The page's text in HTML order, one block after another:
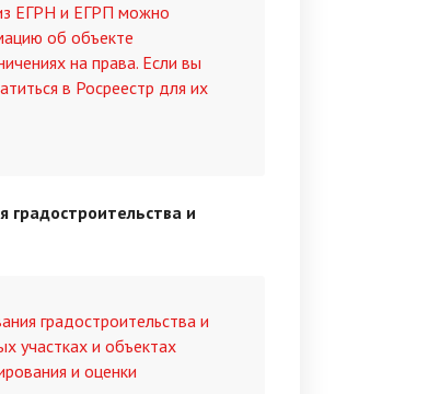
ЕГРН и ЕГРП можно
об объекте
на права. Если вы
в Росреестр для их
градостроительства и
градостроительства и
участках и объектах
и оценки